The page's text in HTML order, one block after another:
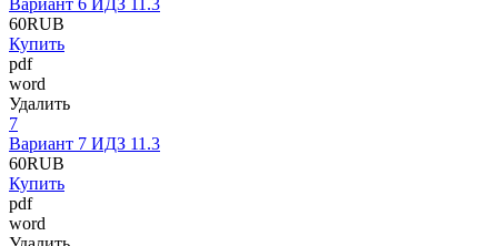
60RUB
Купить
pdf
word
Удалить
7
Вариант 7 ИДЗ 11.3
60RUB
Купить
pdf
word